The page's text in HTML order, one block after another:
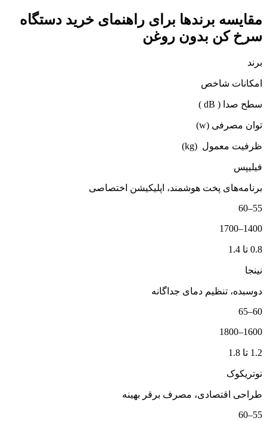
مقایسه برندها برای راهنمای خرید دستگاه
سرخ کن بدون روغن
برند
امکانات شاخص
سطح صدا ( dB )
توان مصرفی (w)
ظرفیت معمول (kg)
فیلیپس
برنامه‌های پخت هوشمند، اپلیکیشن اختصاصی
55–60
1400–1700
0.8 تا 1.4
نینجا
دو‌سبده، تنظیم دمای جداگانه
60–65
1600–1800
1.2 تا 1.8
نوتریکوک
طراحی اقتصادی، مصرف برقر بهینه
55–60